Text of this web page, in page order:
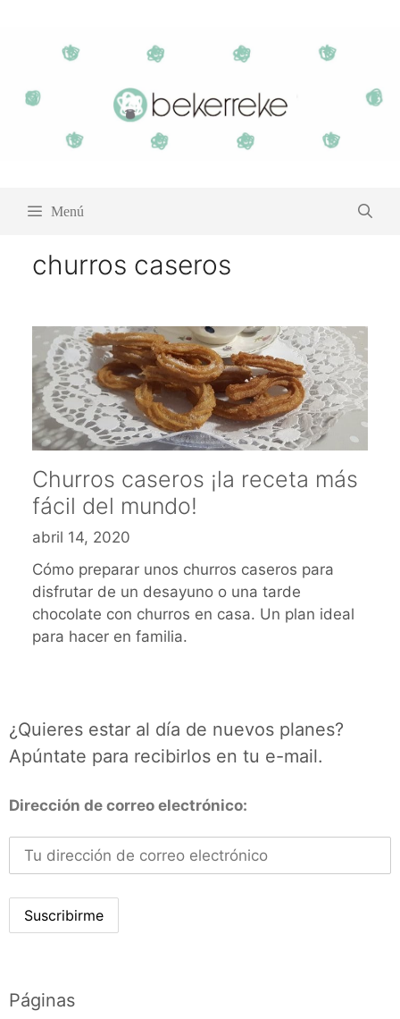
contenido
Menú
churros caseros
Churros caseros ¡la receta más
fácil del mundo!
abril 14, 2020
Cómo preparar unos churros caseros para
disfrutar de un desayuno o una tarde
chocolate con churros en casa. Un plan ideal
para hacer en familia.
¿Quieres estar al día de nuevos planes?
Apúntate para recibirlos en tu e-mail.
Dirección de correo electrónico:
Páginas